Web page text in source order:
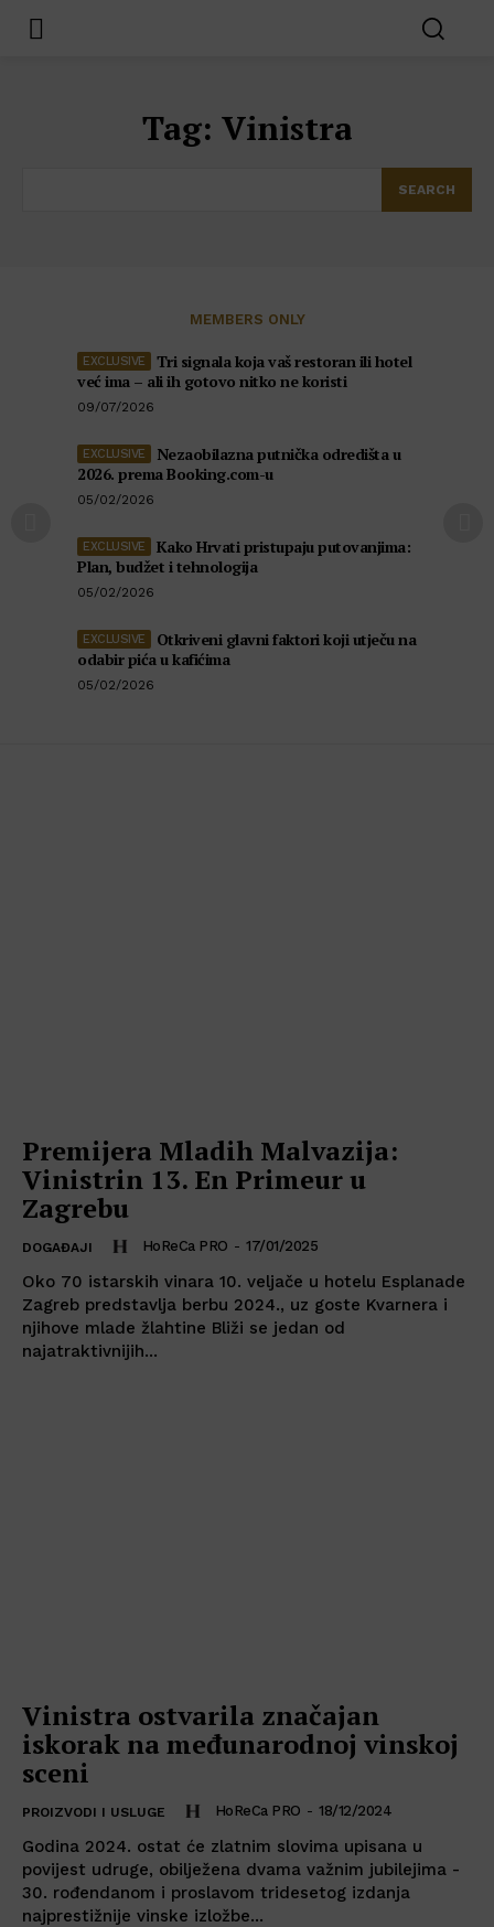
Tag: Vinistra
SEARCH
MEMBERS ONLY
Tri signala koja vaš restoran ili hotel
već ima – ali ih gotovo nitko ne koristi
09/07/2026
Nezaobilazna putnička odredišta u
2026. prema Booking.com-u
05/02/2026
Kako Hrvati pristupaju putovanjima:
Plan, budžet i tehnologija
05/02/2026
Otkriveni glavni faktori koji utječu na
odabir pića u kafićima
05/02/2026
Premijera Mladih Malvazija:
Vinistrin 13. En Primeur u
Zagrebu
DOGAĐAJI HoReCa PRO - 17/01/2025
Oko 70 istarskih vinara 10. veljače u hotelu Esplanade
Zagreb predstavlja berbu 2024., uz goste Kvarnera i
njihove mlade žlahtine Bliži se jedan od
najatraktivnijih...
Vinistra ostvarila značajan
iskorak na međunarodnoj vinskoj
sceni
PROIZVODI I USLUGE HoReCa PRO - 18/12/2024
Godina 2024. ostat će zlatnim slovima upisana u
povijest udruge, obilježena dvama važnim jubilejima -
30. rođendanom i proslavom tridesetog izdanja
najprestižnije vinske izložbe...